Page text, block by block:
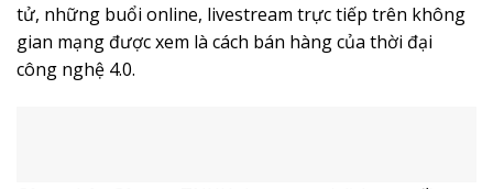
tử, những buổi online, livestream trực tiếp trên không
gian mạng được xem là cách bán hàng của thời đại
công nghệ 4.0.